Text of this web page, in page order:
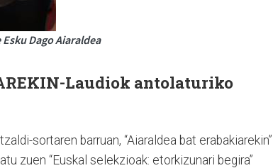
Dago Aiaraldea
Laudiok antolaturiko
sortaren barruan, “Aiaraldea bat erabakiarekin”
zuen “Euskal selekzioak: etorkizunari begira”